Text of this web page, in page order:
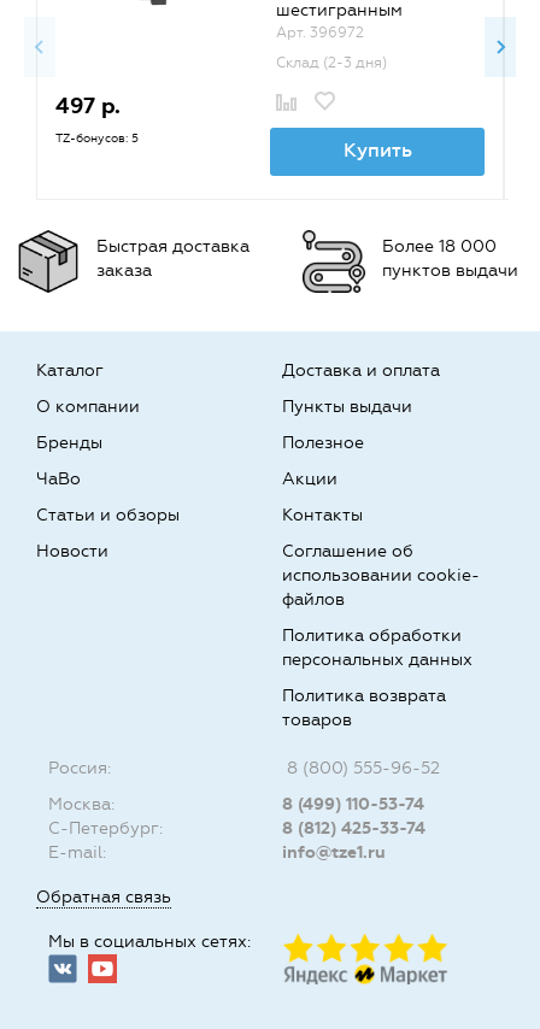
шестигранным
хвостовиком, резьба
5/8, STAYER {29550}
Арт. 396972
Склад (2-3 дня)
497 р.
TZ-бонусов: 5 Купить
Быстрая доставка
заказа
Более 18 000
пунктов выдачи
Каталог
О компании
Бренды
Доставка и оплата
Пункты выдачи
Полезное
ЧаВо
Статьи и обзоры
Новости
Акции
Контакты
Соглашение об
использовании cookie-
файлов
Политика обработки
персональных данных
Политика возврата
товаров
Россия:
8 (800) 555-96-52
Москва:
8 (499) 110-53-74
С-Петербург:
8 (812) 425-33-74
E-mail:
info@tze1.ru
Обратная связь
Мы в социальных сетях: